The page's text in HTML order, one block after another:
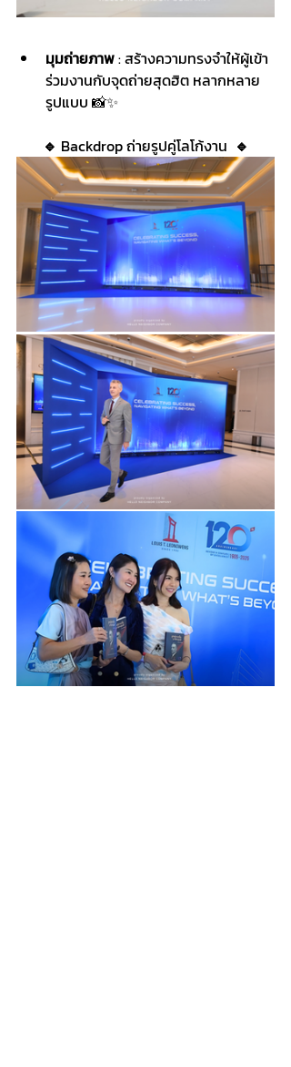
มุมถ่ายภาพ : สร้างความทรงจำให้ผู้เข้า
ร่วมงานกับจุดถ่ายสุดฮิต หลากหลาย
รูปแบบ 📸✨
🔹 Backdrop ถ่ายรูปคู่โลโก้งาน 🔹